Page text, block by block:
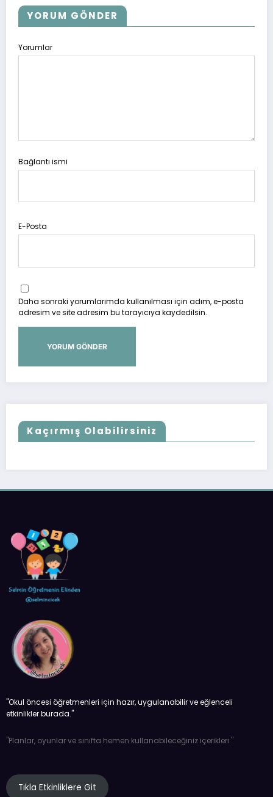
YORUM GÖNDER
Yorumlar
Bağlantı ismi
E-Posta
Daha sonraki yorumlarımda kullanılması için adım, e-posta
adresim ve site adresim bu tarayıcıya kaydedilsin.
Kaçırmış Olabilirsiniz
''Okul öncesi öğretmenleri için hazır, uygulanabilir ve eğlenceli
etkinlikler burada.''
''Planlar, oyunlar ve sınıfta hemen kullanabileceğiniz içerikleri.''
Tıkla Etkinliklere Git